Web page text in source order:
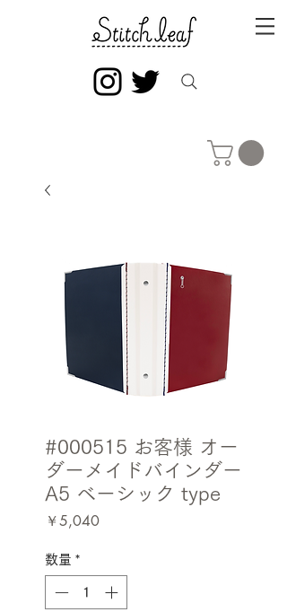
#000515 お客様 オー
ダーメイドバインダー
A5 ベーシック type
￥5,040価
数量 *